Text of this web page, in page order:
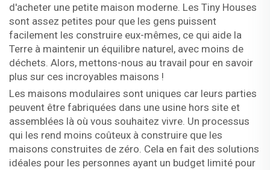
d'acheter une petite maison moderne. Les Tiny Houses
sont assez petites pour que les gens puissent
facilement les construire eux-mêmes, ce qui aide la
Terre à maintenir un équilibre naturel, avec moins de
déchets. Alors, mettons-nous au travail pour en savoir
plus sur ces incroyables maisons !
Les maisons modulaires sont uniques car leurs parties
peuvent être fabriquées dans une usine hors site et
assemblées là où vous souhaitez vivre. Un processus
qui les rend moins coûteux à construire que les
maisons construites de zéro. Cela en fait des solutions
idéales pour les personnes ayant un budget limité pour